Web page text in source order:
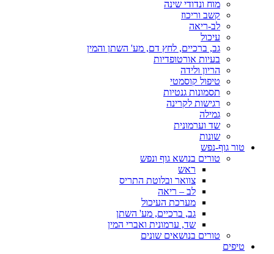
מוח ונדודי שינה
קשב וריכוז
לב-ריאה
עיכול
גב, ברכיים, לחץ דם, מע' השתן והמין
בעיות אורטופדיות
הריון ולידה
טיפול קוסמטי
תסמונות גנטיות
רגישות לקרינה
גמילה
שד וערמונית
שונות
טור גוף-נפש
טורים בנושא גוף ונפש
ראש
צוואר ובלוטת התריס
לב – ריאה
מערכת העיכול
גב, ברכיים, מע' השתן
שד, ערמונית ואברי המין
טורים בנושאים שונים
טיפים